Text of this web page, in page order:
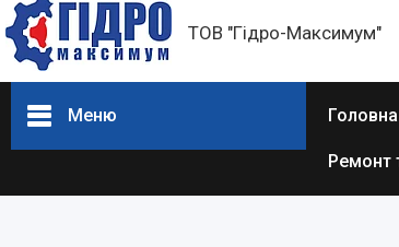
ТОВ "Гідро-Максимум"
Меню Головна
Ремонт